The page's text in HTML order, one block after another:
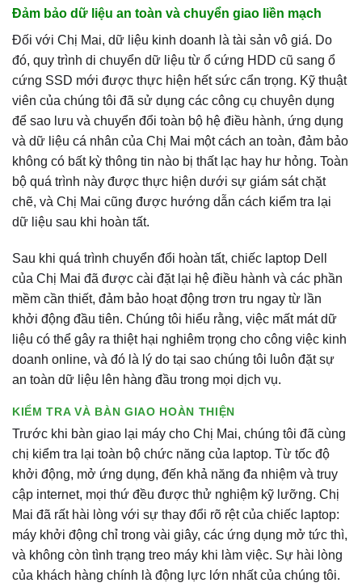
Đảm bảo dữ liệu an toàn và chuyển giao liền mạch
Đối với Chị Mai, dữ liệu kinh doanh là tài sản vô giá. Do
đó, quy trình di chuyển dữ liệu từ ổ cứng HDD cũ sang ổ
cứng SSD mới được thực hiện hết sức cẩn trọng. Kỹ thuật
viên của chúng tôi đã sử dụng các công cụ chuyên dụng
để sao lưu và chuyển đổi toàn bộ hệ điều hành, ứng dụng
và dữ liệu cá nhân của Chị Mai một cách an toàn, đảm bảo
không có bất kỳ thông tin nào bị thất lạc hay hư hỏng. Toàn
bộ quá trình này được thực hiện dưới sự giám sát chặt
chẽ, và Chị Mai cũng được hướng dẫn cách kiểm tra lại
dữ liệu sau khi hoàn tất.
Sau khi quá trình chuyển đổi hoàn tất, chiếc laptop Dell
của Chị Mai đã được cài đặt lại hệ điều hành và các phần
mềm cần thiết, đảm bảo hoạt động trơn tru ngay từ lần
khởi động đầu tiên. Chúng tôi hiểu rằng, việc mất mát dữ
liệu có thể gây ra thiệt hại nghiêm trọng cho công việc kinh
doanh online, và đó là lý do tại sao chúng tôi luôn đặt sự
an toàn dữ liệu lên hàng đầu trong mọi dịch vụ.
KIỂM TRA VÀ BÀN GIAO HOÀN THIỆN
Trước khi bàn giao lại máy cho Chị Mai, chúng tôi đã cùng
chị kiểm tra lại toàn bộ chức năng của laptop. Từ tốc độ
khởi động, mở ứng dụng, đến khả năng đa nhiệm và truy
cập internet, mọi thứ đều được thử nghiệm kỹ lưỡng. Chị
Mai đã rất hài lòng với sự thay đổi rõ rệt của chiếc laptop:
máy khởi động chỉ trong vài giây, các ứng dụng mở tức thì,
và không còn tình trạng treo máy khi làm việc. Sự hài lòng
của khách hàng chính là động lực lớn nhất của chúng tôi.